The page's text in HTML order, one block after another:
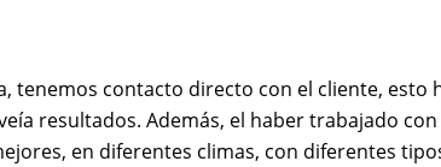
tenemos contacto directo con el cliente, esto
resultados. Además, el haber trabajado
en diferentes climas, con diferentes